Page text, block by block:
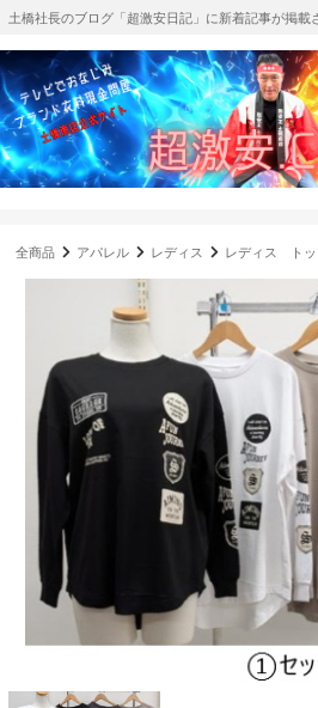
土橋社長のブログ「超激安日記」に新着記事が掲載
全商品 アパレル レディス レディス トッ